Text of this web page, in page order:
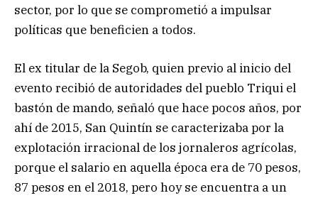
sector, por lo que se comprometió a impulsar
políticas que beneficien a todos.
El ex titular de la Segob, quien previo al inicio del
evento recibió de autoridades del pueblo Triqui el
bastón de mando, señaló que hace pocos años, por
ahí de 2015, San Quintín se caracterizaba por la
explotación irracional de los jornaleros agrícolas,
porque el salario en aquella época era de 70 pesos,
87 pesos en el 2018, pero hoy se encuentra a un